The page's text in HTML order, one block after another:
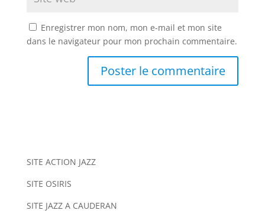
Enregistrer mon nom, mon e-mail et mon site
dans le navigateur pour mon prochain commentaire.
n
t
i
SITE ACTION JAZZ
SITE OSIRIS
SITE JAZZ A CAUDERAN